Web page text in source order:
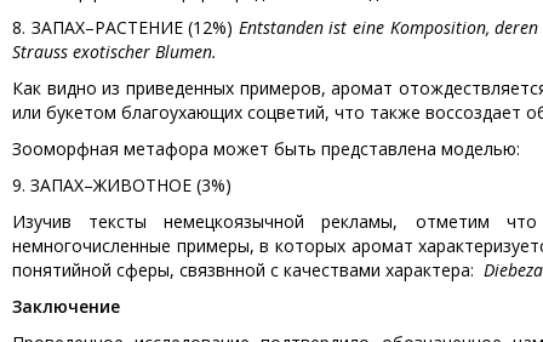
8. ЗАПАХ–РАСТЕНИЕ (12%) Entstanden ist eine Komposition,
Strauss exotischer Blumen.
Как видно из приведенных примеров, аромат
или букетом благоухающих соцветий, что также воссоздает
Зооморфная метафора может быть представлена моделью:
9. ЗАПАХ–ЖИВОТНОЕ (3%)
Изучив тексты немецкоязычной рекламы, отметим
немногочисленные примеры, в которых аромат
понятийной сферы, связвнной с качествами характера: Die
Заключение